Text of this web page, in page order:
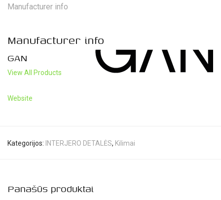
Manufacturer info
Manufacturer info
GAN
View All Products
Website
Kategorijos: INTERJERO DETALĖS, Kilimai
Panašūs produktai